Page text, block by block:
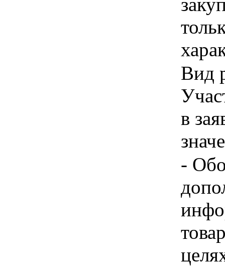
Вид
в
-